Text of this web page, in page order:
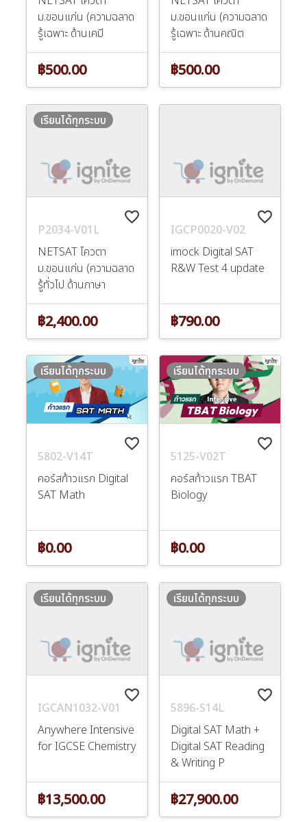
ม.ขอนแก่น (ความฉลาด
รู้เฉพาะ ด้านเคมี
฿500.00
ม.ขอนแก่น (ความฉลาด
รู้เฉพาะ ด้านคณิต
฿500.00
favorite_border
P2034-V01L
NETSAT โควตา
ม.ขอนแก่น (ความฉลาด
รู้ทั่วไป ด้านภาษา
เรียนได้ทุกระบบ
฿2,400.00
favorite_border
IGCP0020-V02
imock Digital SAT
R&W Test 4 update
฿790.00
favorite_border
5802-V14T
คอร์สก้าวแรก Digital
SAT Math
เรียนได้ทุกระบบ
฿0.00
favorite_border
5125-V02T
คอร์สก้าวแรก TBAT
Biology
เรียนได้ทุกระบบ
฿0.00
favorite_border
IGCAN1032-V01
Anywhere Intensive
for IGCSE Chemistry
เรียนได้ทุกระบบ
฿13,500.00
favorite_border
5896-S14L
Digital SAT Math +
Digital SAT Reading
& Writing P
เรียนได้ทุกระบบ
฿27,900.00